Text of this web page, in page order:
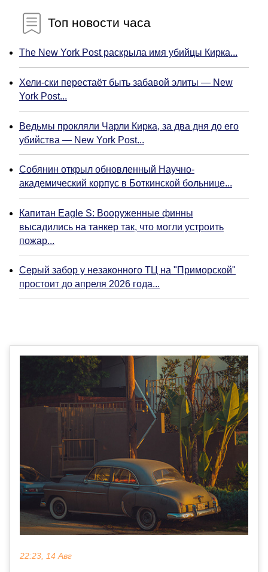
Топ новости часа
The New York Post раскрыла имя убийцы Кирка...
Хели-ски перестаёт быть забавой элиты — New
York Post...
Ведьмы прокляли Чарли Кирка, за два дня до его
убийства — New York Post...
Собянин открыл обновленный Научно-
академический корпус в Боткинской больнице...
Капитан Eagle S: Вооруженные финны
высадились на танкер так, что могли устроить
пожар...
Серый забор у незаконного ТЦ на "Приморской"
простоит до апреля 2026 года...
22:23, 14 Авг